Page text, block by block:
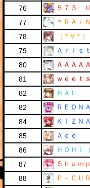
76
５７３
77
＊ＲＡｉ
78
（＊∀＊）
79
Ａｒｉｓ
80
ＡＡＡＡ
81
ｗｅｅｔｓ
82
ＨＡＬ
82
ＲＥＯＮ
84
ＫＩＺＮＡ
85
Ａｃｅ
86
ＨＯＨＩ
87
Ｓｈａｍ
88
Ｐ－ＣＵ